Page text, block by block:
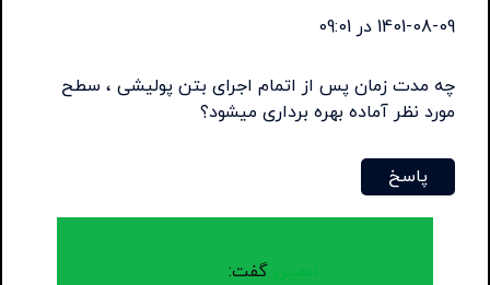
1401-08-09 در 09:01
چه مدت زمان پس از اتمام اجرای بتن پولیشی ، سطح
مورد نظر آماده بهره برداری میشود؟
پاسخ
گفت: